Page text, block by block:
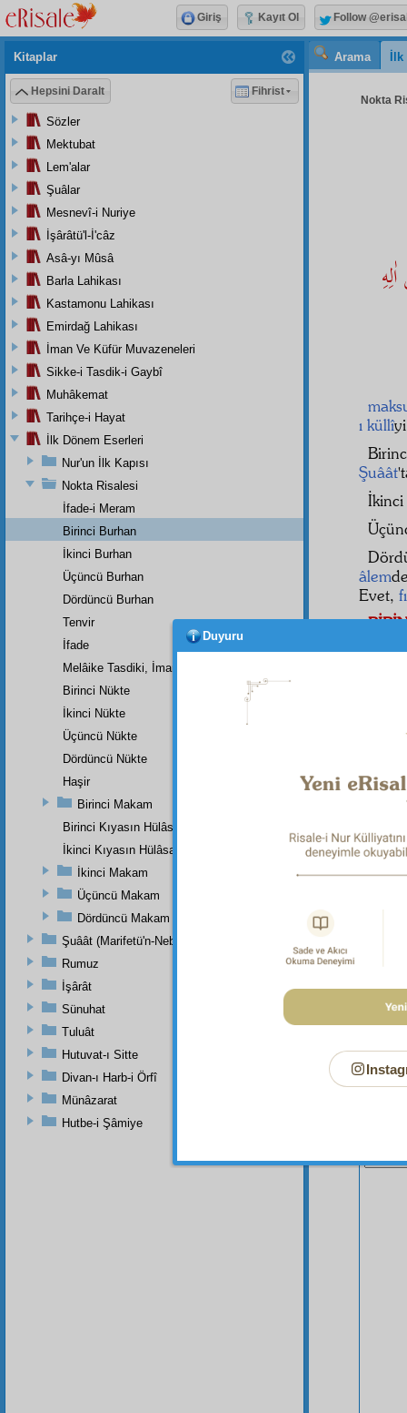
Arama
Nokta
ı küllî
Şuâât
İkinci
âlem
Evet,
ve
Bakara
Kitaplar
Hepsini Daralt Fihrist
Sözler
Mektubat
Lem'alar
Şuâlar
Mesnevî-i Nuriye
İşârâtü'l-İ'câz
Asâ-yı Mûsâ
Barla Lahikası
Kastamonu Lahikası
Emirdağ Lahikası
İman Ve Küfür Muvazeneleri
Sikke-i Tasdik-i Gaybî
Muhâkemat
Tarihçe-i Hayat
İlk Dönem Eserleri
Nur'un İlk Kapısı
Nokta Risalesi
İfade-i Meram
Birinci Burhan
İkinci Burhan
Üçüncü Burhan
Dördüncü Burhan
Tenvir
İfade
Melâike Tasdiki, İmanın Bir Rüknüdür
Birinci Nükte
İkinci Nükte
Üçüncü Nükte
Dördüncü Nükte
Haşir
Birinci Makam
Birinci Kıyasın Hülâsası
İkinci Kıyasın Hülâsası
İkinci Makam
Üçüncü Makam
Dördüncü Makam
Şuâât (Marifetü'n-Nebi)
Rumuz
İşârât
Sünuhat
Tuluât
Hutuvat-ı Sitte
Divan-ı Harb-i Örfî
Münâzarat
Hutbe-i Şâmiye
Giriş Kayıt Ol Follow
Duyuru